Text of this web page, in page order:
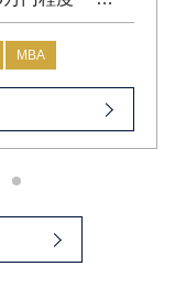
万円程度
MBA